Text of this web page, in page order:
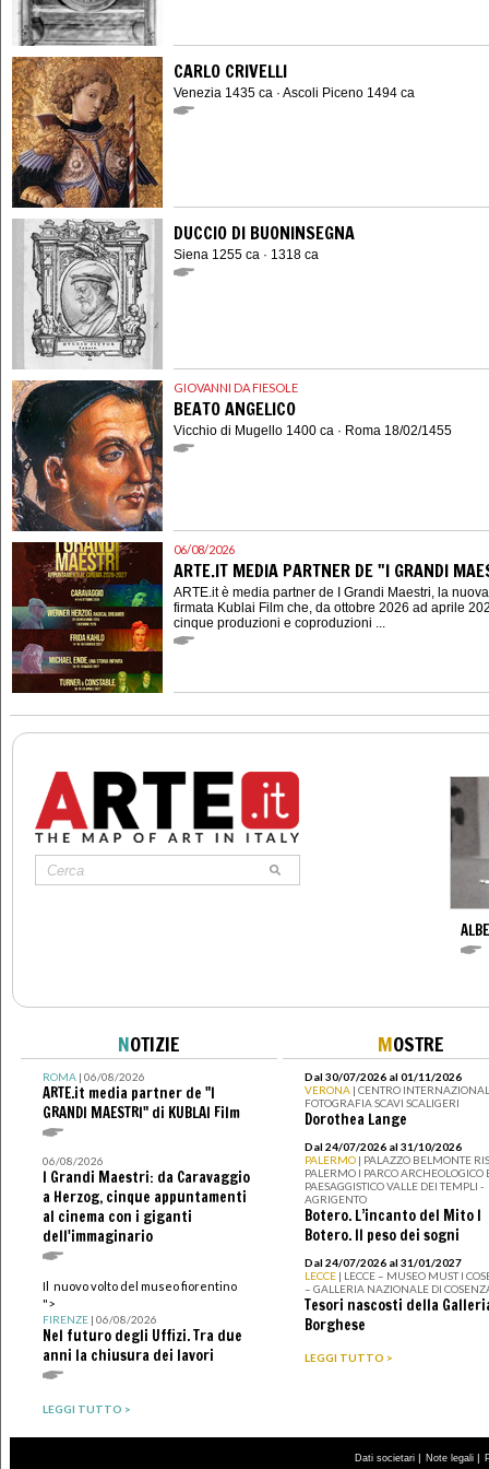
CARLO CRIVELLI
Venezia 1435 ca · Ascoli Piceno 1494 ca
DUCCIO DI BUONINSEGNA
Siena 1255 ca · 1318 ca
GIOVANNI DA FIESOLE
BEATO ANGELICO
Vicchio di Mugello 1400 ca · Roma 18/02/1455
06/08/2026
ARTE.IT MEDIA PARTNER DE "I GRANDI
ARTE.it è media partner de I Grandi Maestri, la
firmata Kublai Film che, da ottobre 2026 ad aprile
cinque produzioni e coproduzioni ...
NOTIZIE
ROMA| 06/08/2026
ARTE.it media partner de "I
GRANDI MAESTRI" di KUBLAI Film
06/08/2026
I Grandi Maestri: da Caravaggio
a Herzog, cinque appuntamenti
al cinema con i giganti
dell'immaginario
Il nuovo volto del museo fiorentino
">
FIRENZE| 06/08/2026
Nel futuro degli Uffizi. Tra due
anni la chiusura dei lavori
LEGGI TUTTO >
MOSTRE
Dal 30/07/2026 al 01/11/2026
VERONA | CENTRO
FOTOGRAFIA SCAVI SCALIGERI
Dorothea Lange
Dal 24/07/2026 al 31/10/2026
PALERMO | PALAZZO BELMONTE
PALERMO I PARCO ARCHEOLOGICO
PAESAGGISTICO VALLE DEI TEMPLI -
AGRIGENTO
Botero. L’incanto del Mito I
Botero. Il peso dei sogni
Dal 24/07/2026 al 31/01/2027
LECCE | LECCE – MUSEO MUST I
– GALLERIA NAZIONALE DI
Tesori nascosti della
Borghese
LEGGI TUTTO >
Dati societari Note legali